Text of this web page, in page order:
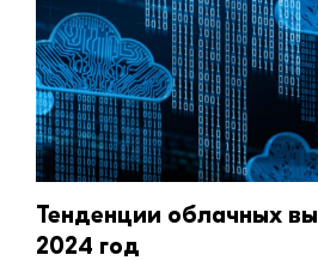
Тенденции облачных
2024 год